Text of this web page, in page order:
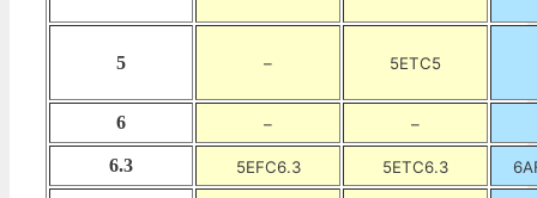
5 – 5ETC5
6 – –
6.3 5EFC6.3 5ETC6.3